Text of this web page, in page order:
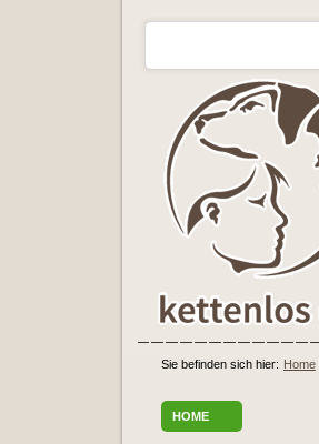
Sie befinden sich hier: Home
HOME